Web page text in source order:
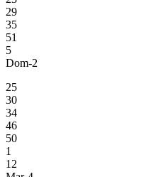
29
35
51
5
Dom-2
25
30
34
46
50
1
12